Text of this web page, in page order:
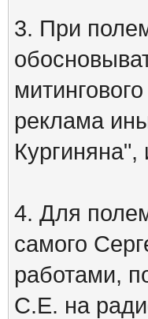
3. При
реклама
4. Для
самого
работами,
С.Е. на